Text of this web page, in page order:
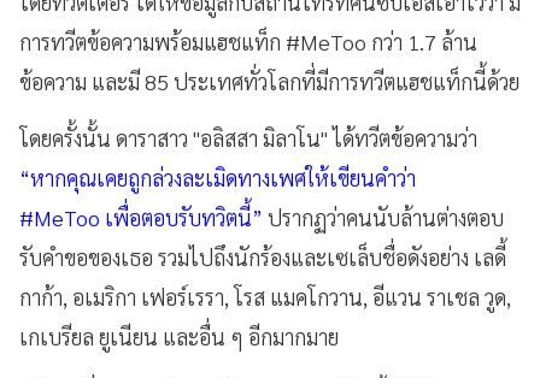
การทวีตข้อความพร้อมแฮชแท็ก #MeToo กว่า 1.7 ล้าน
ข้อความ และมี 85 ประเทศทั่วโลกที่มีการทวีตแฮชแท็กนี้ด้วย
โดยครั้งนั้น ดาราสาว "อลิสสา มิลาโน" ได้ทวีตข้อความว่า
“หากคุณเคยถูกล่วงละเมิดทางเพศให้เขียนคำว่า
#MeToo เพื่อตอบรับทวิตนี้” ปรากฏว่าคนนับล้านต่างตอบ
รับคำขอของเธอ รวมไปถึงนักร้องและเซเล็บชื่อดังอย่าง เลดี้
กาก้า, อเมริกา เฟอร์เรรา, โรส แมคโกวาน, อีแวน ราเชล วูด,
เกเบรียล ยูเนียน และอื่น ๆ อีกมากมาย